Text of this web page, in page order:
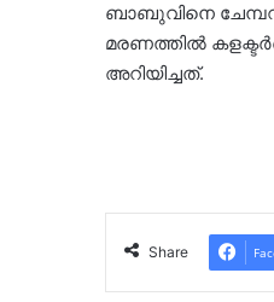
ബാബുവിനെ
മരണത്തില്‍
അറിയിച്ചത്.
Share